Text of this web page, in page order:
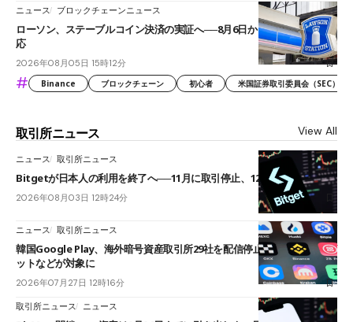
ニュース ブロックチェーンニュース
ローソン、ステーブルコイン決済の実証へ──8月6日からJPYCやUSDC対
応
2026年08月05日 15時12分
# Binance ブロックチェーン 初心者 米国証券取引委員会（SEC）
取引所ニュース View All
ニュース 取引所ニュース
Bitgetが日本人の利用を終了へ──11月に取引停止、12月末に強制決済
2026年08月03日 12時24分
ニュース 取引所ニュース
韓国Google Play、海外暗号資産取引所29社を配信停止──OKXやバイビ
ットなどが対象に
2026年07月27日 12時16分
取引所ニュース ニュース